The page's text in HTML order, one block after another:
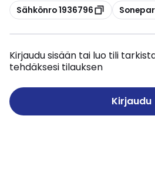
Kopioi
Sähkönro 1936796 Kopioi
Kirjaudu sisään tai luo tili
tehdäksesi tilauksen
Kirjaudu